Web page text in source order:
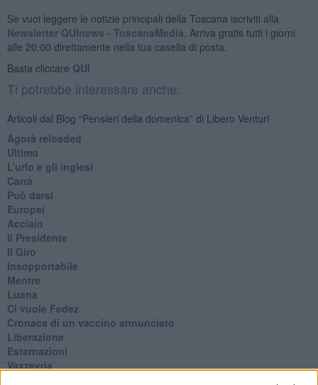
Se vuoi leggere le notizie principali della Toscana iscriviti alla
Newsletter QUInews - ToscanaMedia. Arriva gratis tutti i giorni
alle 20:00 direttamente nella tua casella di posta.
Basta cliccare QUI
Ti potrebbe interessare anche:
Articoli dal Blog “Pensieri della domenica” di Libero Venturi
​Agorà reloaded
Ultimo
​L’urlo e gli inglesi
Carrà
Può darsi
Europei
Acciaio
Il Presidente
​Il Giro
Insopportabile
​Mentre
Luana
​Ci vuole Fedez
​Cronaca di un vaccino annunciato
​Liberazione
Esternazioni
Vaxzevria